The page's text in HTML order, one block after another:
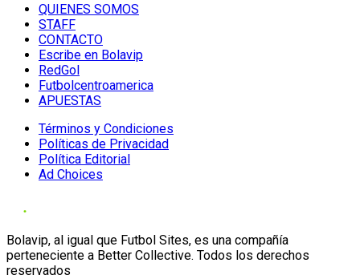
QUIENES SOMOS
STAFF
CONTACTO
Escribe en Bolavip
RedGol
Futbolcentroamerica
APUESTAS
Términos y Condiciones
Políticas de Privacidad
Política Editorial
Ad Choices
Bolavip, al igual que Futbol Sites, es una compañía
perteneciente a Better Collective. Todos los derechos
reservados